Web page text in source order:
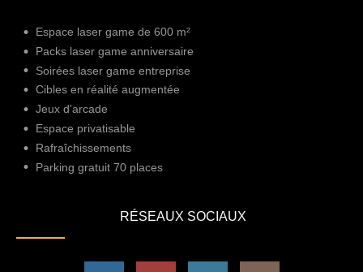
Espace laser game de 600 m²
Packs laser game anniversaire
Soirées laser game entreprise
Cibles en réalité augmentée
Jeux d'arcade
Espace privatisable
Rafraîchissements
Parking gratuit 70 places
RÉSEAUX SOCIAUX